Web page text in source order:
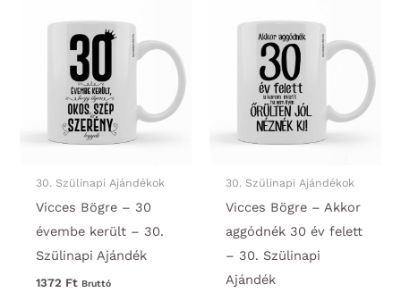
30. Szülinapi Ajándékok
Vicces Bögre – 30
évembe került – 30.
Szülinapi Ajándék
1372 Ft Bruttó
30. Szülinapi Ajándékok
Vicces Bögre – Akkor
aggódnék 30 év felett
– 30. Szülinapi
Ajándék